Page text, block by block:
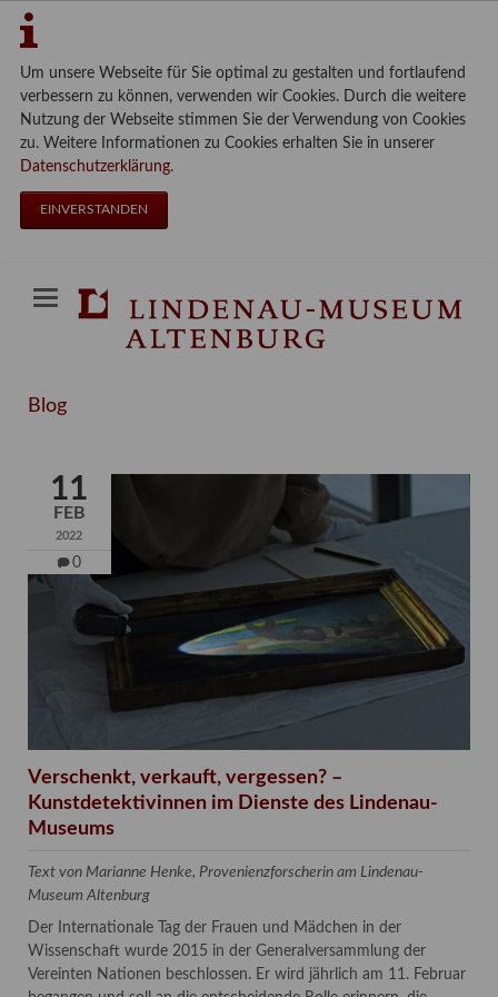
Um unsere Webseite für Sie optimal zu gestalten und fortlaufend
verbessern zu können, verwenden wir Cookies. Durch die weitere
Nutzung der Webseite stimmen Sie der Verwendung von Cookies
zu. Weitere Informationen zu Cookies erhalten Sie in unserer
Datenschutzerklärung.
EINVERSTANDEN
Blog
11
FEB
2022
0
Verschenkt, verkauft, vergessen? –
Kunstdetektivinnen im Dienste des Lindenau-
Museums
Text von Marianne Henke, Provenienzforscherin am Lindenau-
Museum Altenburg
Der Internationale Tag der Frauen und Mädchen in der
Wissenschaft wurde 2015 in der Generalversammlung der
Vereinten Nationen beschlossen. Er wird jährlich am 11. Februar